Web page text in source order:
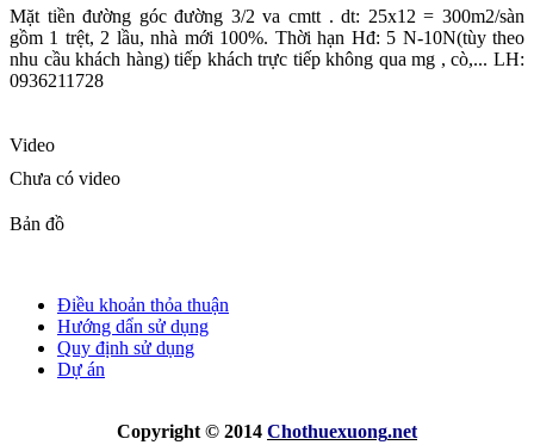
Mặt tiền đường góc đường 3/2 va cmtt . dt: 25x12 = 300m2/sàn
gồm 1 trệt, 2 lầu, nhà mới 100%. Thời hạn Hđ: 5 N-10N(tùy theo
nhu cầu khách hàng) tiếp khách trực tiếp không qua mg , cò,... LH:
0936211728
Video
Chưa có video
Bản đồ
Điều khoản thỏa thuận
Hướng dẩn sử dụng
Quy định sử dụng
Dự án
Copyright © 2014 Chothuexuong.net